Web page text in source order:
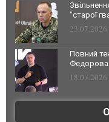
"старої
Повний
Федорова